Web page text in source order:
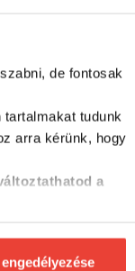
de fontosak
tudunk
arra kérünk, hogy
a
1